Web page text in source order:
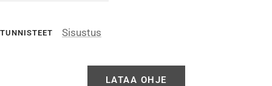
TUNNISTEET Sisustus
LATAA OHJE